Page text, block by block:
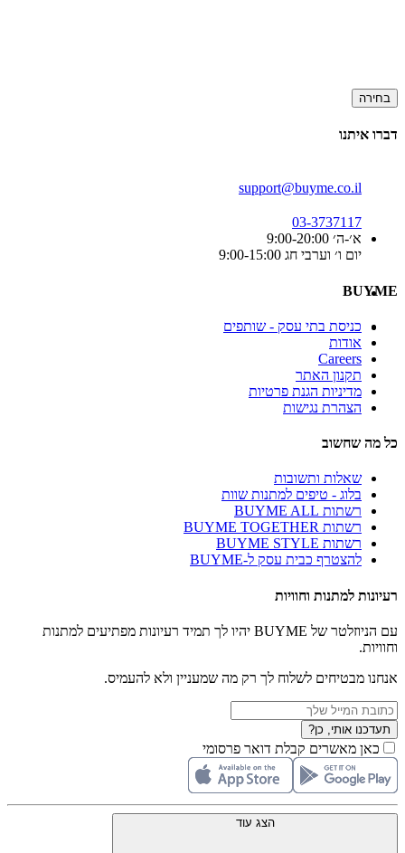
בחירה
דברו איתנו
support@buyme.co.il
03-3737117
א׳-ה׳ 9:00-20:00
יום ו׳ וערבי חג 9:00-15:00
BUYME
כניסת בתי עסק - שותפים
אודות
Careers
תקנון האתר
מדיניות הגנת פרטיות
הצהרת נגישות
כל מה שחשוב
שאלות ותשובות
בלוג - טיפים למתנות שוות
רשתות BUYME ALL
רשתות BUYME TOGETHER
רשתות BUYME STYLE
להצטרף כבית עסק ל-BUYME
רעיונות למתנות וחוויות
עם הניוזלטר של BUYME יהיו לך תמיד רעיונות מפתיעים למתנות
וחוויות.
אנחנו מבטיחים לשלוח לך רק מה שמעניין ולא להעמיס.
תעדכנו אותי, כן?
כאן מאשרים קבלת דואר פרסומי
הצג עוד